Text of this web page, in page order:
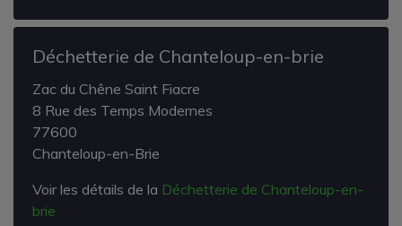
Déchetterie de Chanteloup-en-brie
Zac du Chêne Saint Fiacre
8 Rue des Temps Modernes
77600
Chanteloup-en-Brie
Voir les détails de la Déchetterie de Chanteloup-en-
brie